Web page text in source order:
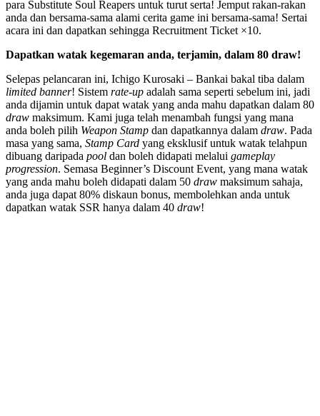
para Substitute Soul Reapers untuk turut serta! Jemput rakan-rakan
anda dan bersama-sama alami cerita game ini bersama-sama! Sertai
acara ini dan dapatkan sehingga Recruitment Ticket ×10.
Dapatkan watak kegemaran anda, terjamin, dalam 80 draw!
Selepas pelancaran ini, Ichigo Kurosaki – Bankai bakal tiba dalam
limited banner! Sistem rate-up adalah sama seperti sebelum ini, jadi
anda dijamin untuk dapat watak yang anda mahu dapatkan dalam 80
draw maksimum. Kami juga telah menambah fungsi yang mana
anda boleh pilih Weapon Stamp dan dapatkannya dalam draw. Pada
masa yang sama, Stamp Card yang eksklusif untuk watak telahpun
dibuang daripada pool dan boleh didapati melalui gameplay
progression. Semasa Beginner’s Discount Event, yang mana watak
yang anda mahu boleh didapati dalam 50 draw maksimum sahaja,
anda juga dapat 80% diskaun bonus, membolehkan anda untuk
dapatkan watak SSR hanya dalam 40 draw!